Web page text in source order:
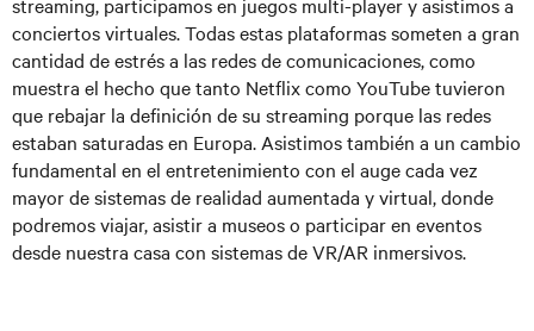
conciertos virtuales. Todas estas plataformas someten a gran
cantidad de estrés a las redes de comunicaciones, como
muestra el hecho que tanto Netflix como YouTube tuvieron
que rebajar la definición de su streaming porque las redes
estaban saturadas en Europa. Asistimos también a un cambio
fundamental en el entretenimiento con el auge cada vez
mayor de sistemas de realidad aumentada y virtual, donde
podremos viajar, asistir a museos o participar en eventos
desde nuestra casa con sistemas de VR/AR inmersivos.